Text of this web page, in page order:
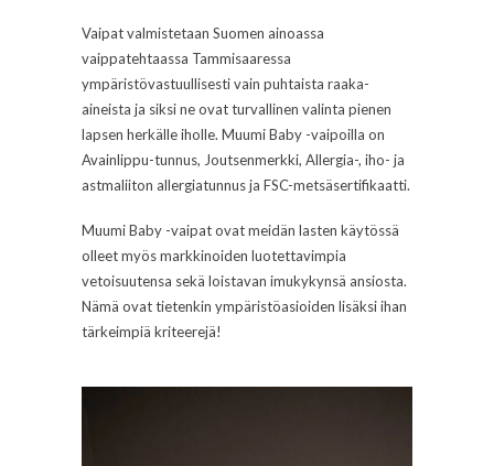
Vaipat valmistetaan Suomen ainoassa
vaippatehtaassa Tammisaaressa
ympäristövastuullisesti vain puhtaista raaka-
aineista ja siksi ne ovat turvallinen valinta pienen
lapsen herkälle iholle. Muumi Baby -vaipoilla on
Avainlippu-tunnus, Joutsenmerkki, Allergia-, iho- ja
astmaliiton allergiatunnus ja FSC-metsäsertifikaatti.
Muumi Baby -vaipat ovat meidän lasten käytössä
olleet myös markkinoiden luotettavimpia
vetoisuutensa sekä loistavan imukykynsä ansiosta.
Nämä ovat tietenkin ympäristöasioiden lisäksi ihan
tärkeimpiä kriteerejä!